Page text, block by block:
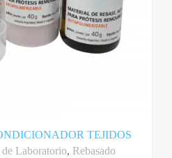
TEJIDOS
de Laboratorio, Rebasado